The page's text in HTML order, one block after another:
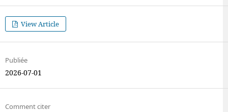
View Article
Publiée
2026-07-01
Comment citer